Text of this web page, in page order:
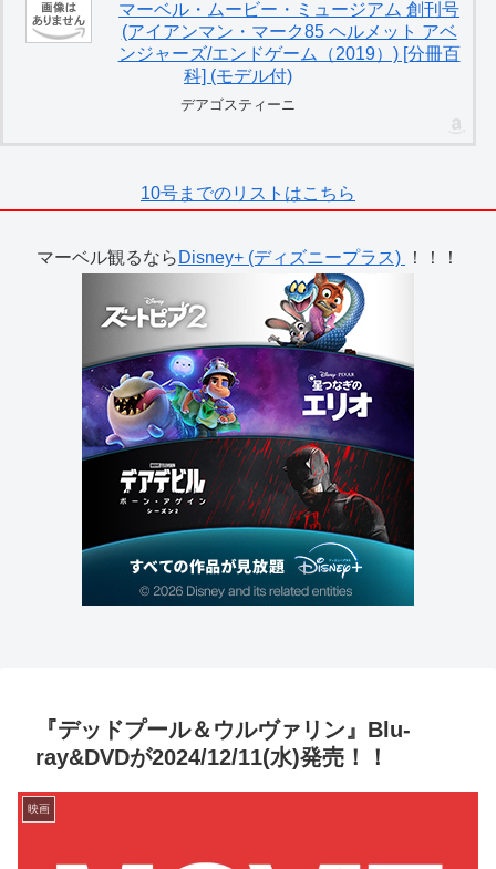
マーベル・ムービー・ミュージアム 創刊号
(アイアンマン・マーク85 ヘルメット アベ
ンジャーズ/エンドゲーム（2019）) [分冊百
科] (モデル付)
デアゴスティーニ
10号までのリストはこちら
マーベル観るなら Disney+ (ディズニープラス) ！！！
『デッドプール＆ウルヴァリン』Blu-
ray&DVDが2024/12/11(水)発売！！
映画